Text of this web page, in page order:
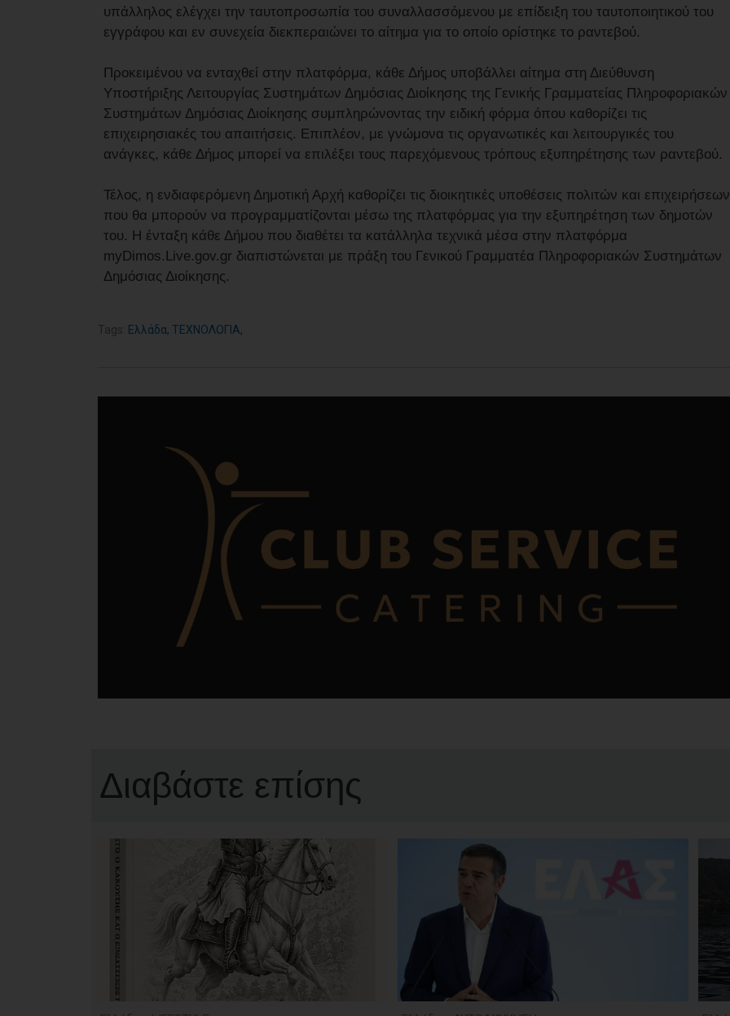
υπάλληλος ελέγχει την ταυτοπροσωπία του συναλλασσόμενου με επίδειξη του ταυτοποιητικού του
εγγράφου και εν συνεχεία διεκπεραιώνει το αίτημα για το οποίο ορίστηκε το ραντεβού.
Προκειμένου να ενταχθεί στην πλατφόρμα, κάθε Δήμος υποβάλλει αίτημα στη Διεύθυνση
Υποστήριξης Λειτουργίας Συστημάτων Δημόσιας Διοίκησης της Γενικής Γραμματείας Πληροφοριακών
Συστημάτων Δημόσιας Διοίκησης συμπληρώνοντας την ειδική φόρμα όπου καθορίζει τις
επιχειρησιακές του απαιτήσεις. Επιπλέον, με γνώμονα τις οργανωτικές και λειτουργικές του
ανάγκες, κάθε Δήμος μπορεί να επιλέξει τους παρεχόμενους τρόπους εξυπηρέτησης των ραντεβού.
Τέλος, η ενδιαφερόμενη Δημοτική Αρχή καθορίζει τις διοικητικές υποθέσεις πολιτών και επιχειρήσεων
που θα μπορούν να προγραμματίζονται μέσω της πλατφόρμας για την εξυπηρέτηση των δημοτών
του. Η ένταξη κάθε Δήμου που διαθέτει τα κατάλληλα τεχνικά μέσα στην πλατφόρμα
myDimos.Live.gov.gr διαπιστώνεται με πράξη του Γενικού Γραμματέα Πληροφοριακών Συστημάτων
Δημόσιας Διοίκησης.
Tags: Ελλάδα, ΤΕΧΝΟΛΟΓΙΑ,
Διαβάστε επίσης